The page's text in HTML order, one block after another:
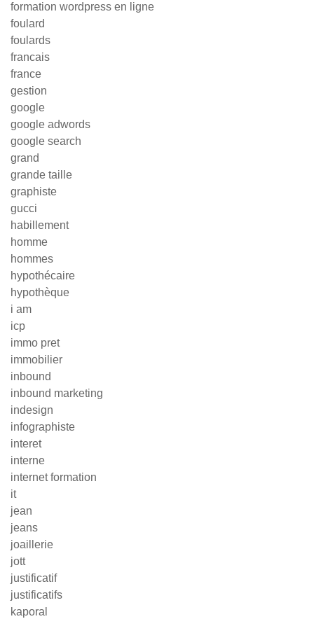
formation wordpress en ligne
foulard
foulards
francais
france
gestion
google
google adwords
google search
grand
grande taille
graphiste
gucci
habillement
homme
hommes
hypothécaire
hypothèque
i am
icp
immo pret
immobilier
inbound
inbound marketing
indesign
infographiste
interet
interne
internet formation
it
jean
jeans
joaillerie
jott
justificatif
justificatifs
kaporal